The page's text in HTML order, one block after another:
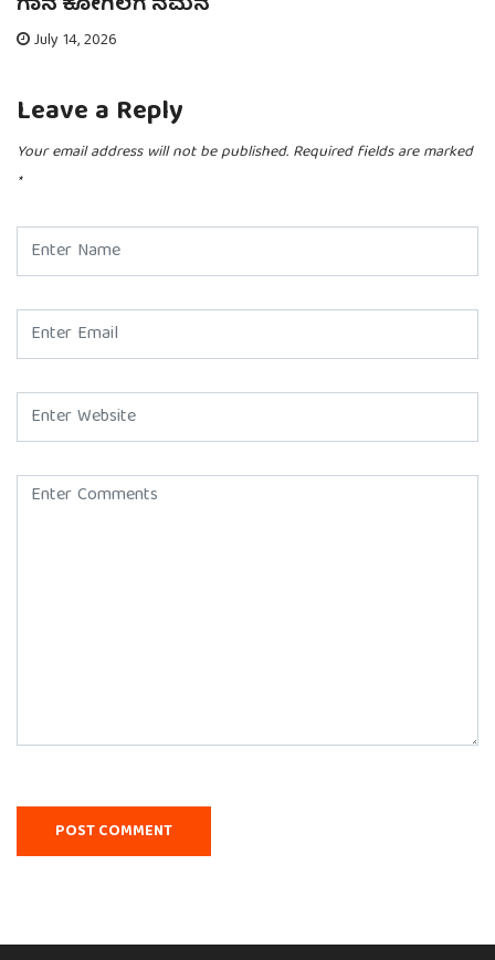
July 14, 2026
Leave a Reply
Your email address will not be published. Required fields are marked
*